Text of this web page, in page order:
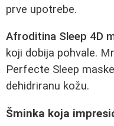
prve upotrebe.
Afroditina Sleep 4D
koji dobija pohvale.
Perfecte Sleep
dehidriranu kožu.
Šminka koja